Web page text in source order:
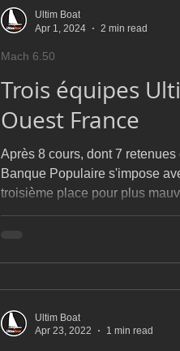
Trois équipes
Ouest France
Après 8 cours, dont 7
Banque Populaire s'impose
troisième place pour plus
Mach 6.50
Ultim Boat
Apr 1, 2024
2 min read
Ultim Boat
Apr 23, 2022
1 min read